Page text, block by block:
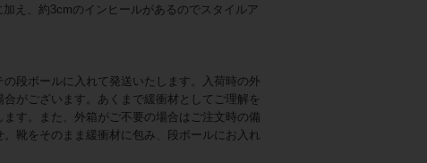
え、約3cmのインヒールがあるのでスタイルア
の段ボールに入れて発送いたします。入荷時の外
がございます。あくまで緩衝材としてご理解を
ます。また、外箱がご不要の場合はご注文時の備
靴をそのまま緩衝材に包み、段ボールにお入れ